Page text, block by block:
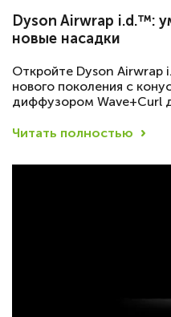
Dyson Airwrap i.d.™:
новые насадки
Откройте Dyson
нового поколения с
диффузором Wave+Curl
Читать полностью